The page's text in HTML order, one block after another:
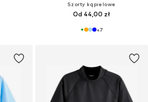
Szorty kąpielowe
Od 44,00 zł
+7